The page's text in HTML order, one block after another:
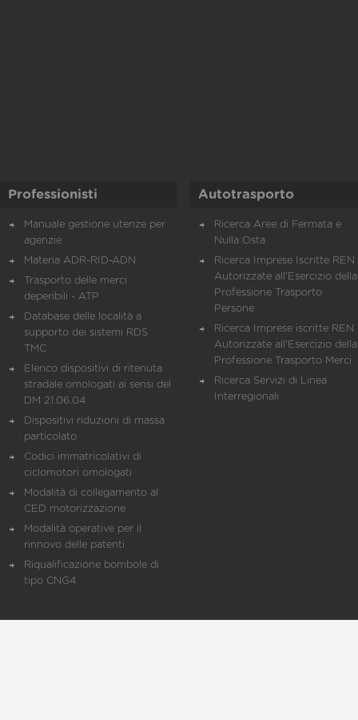
Professionisti
Manuale gestione utenze per
agenzie
Materia ADR-RID-ADN
Trasporto delle merci
deperibili - ATP
Database delle località a
supporto dei sistemi RDS
TMC
Elenco dispositivi di ritenuta
stradale omologati ai sensi del
DM 21.06.04
Dispositivi riduzioni di massa
particolato
Codici immatricolativi di
ciclomotori omologati
Modalità di collegamento al
CED motorizzazione
Modalità operative per il
rinnovo delle patenti
Riqualificazione bombole di
tipo CNG4
Autotrasporto
Ricerca Aree di Fermata e
Nulla Osta
Ricerca Imprese Iscritte REN
Autorizzate all'Esercizio della
Professione Trasporto
Persone
Ricerca Imprese iscritte REN
Autorizzate all'Esercizio della
Professione Trasporto Merci
Ricerca Servizi di Linea
Interregionali